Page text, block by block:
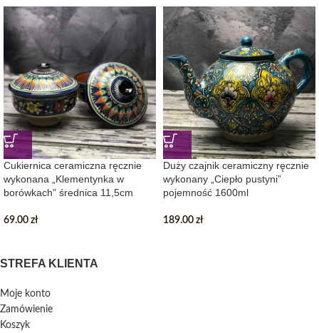
Cukiernica ceramiczna ręcznie
wykonana „Klementynka w
borówkach” średnica 11,5cm
69.00 zł
Duży czajnik ceramiczny ręcznie
wykonany „Ciepło pustyni”
pojemność 1600ml
189.00 zł
STREFA KLIENTA
Moje konto
Zamówienie
Koszyk